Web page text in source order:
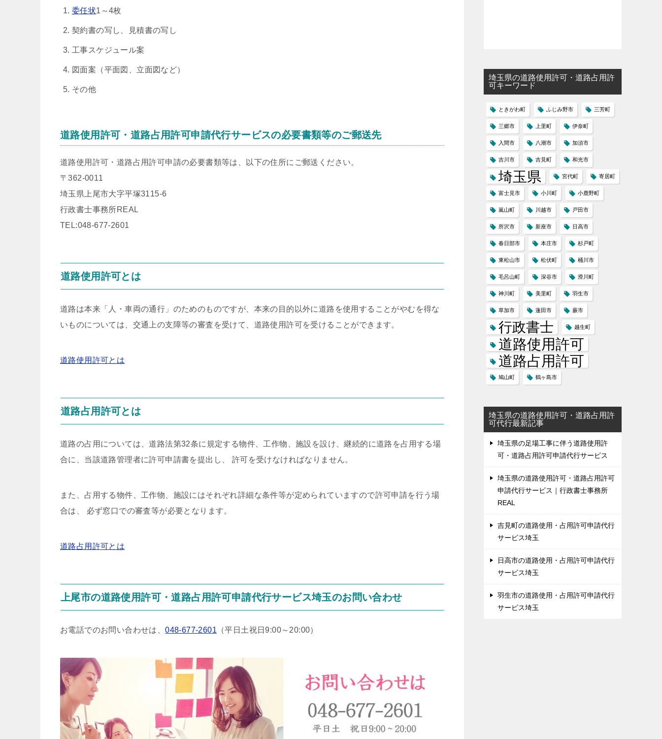
委任状1～4枚
契約書の写し、見積書の写し
工事スケジュール案
図面案（平面図、立面図など）
その他
道路使用許可・道路占用許可申請代行サービスの必要書類等のご郵送先
道路使用許可・道路占用許可申請の必要書類等は、以下の住所にご郵送ください。
〒362-0011
埼玉県上尾市大字平塚3115-6
行政書士事務所REAL
TEL:048-677-2601
道路使用許可とは
道路は本来「人・車両の通行」のためのものですが、本来の目的以外に道路を使用することがやむを得な
いものについては、交通上の支障等の審査を受けて、道路使用許可を受けることができます。
道路使用許可とは
道路占用許可とは
道路の占用については、道路法第32条に規定する物件、工作物、施設を設け、継続的に道路を占用する場
合に、当該道路管理者に許可申請書を提出し、 許可を受けなければなりません。
また、占用する物件、工作物、施設にはそれぞれ詳細な条件等が定められていますので許可申請を行う場
合は、 必ず窓口での審査等が必要となります。
道路占用許可とは
上尾市の道路使用許可・道路占用許可申請代行サービス埼玉のお問い合わせ
お電話でのお問い合わせは、048-677-2601 （平日土祝日9:00～20:00）
埼玉県の道路使用許可・道路占用許
可キーワード
ときがわ町 ふじみ野市 三芳町
三郷市 上里町 伊奈町
入間市 八潮市 加須市
吉川市 吉見町 和光市
埼玉県 宮代町 寄居町
富士見市 小川町 小鹿野町
嵐山町 川越市 戸田市
所沢市 新座市 日高市
春日部市 本庄市 杉戸町
東松山市 松伏町 桶川市
毛呂山町 深谷市 滑川町
神川町 美里町 羽生市
草加市 蓮田市 蕨市
行政書士 越生町
道路使用許可
道路占用許可
鳩山町 鶴ヶ島市
埼玉県の道路使用許可・道路占用許
可代行最新記事
埼玉県の足場工事に伴う道路使用許
可・道路占用許可申請代行サービス
埼玉県の道路使用許可・道路占用許可
申請代行サービス｜行政書士事務所
REAL
吉見町の道路使用・占用許可申請代行
サービス埼玉
日高市の道路使用・占用許可申請代行
サービス埼玉
羽生市の道路使用・占用許可申請代行
サービス埼玉